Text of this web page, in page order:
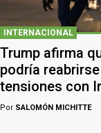
INTERNACIONAL
Trump afirma
podría
tensiones con
Por SALOMÓN MICHITTE